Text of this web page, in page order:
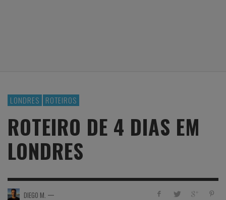
LONDRES ROTEIROS
ROTEIRO DE 4 DIAS EM
LONDRES
DIEGO M. —